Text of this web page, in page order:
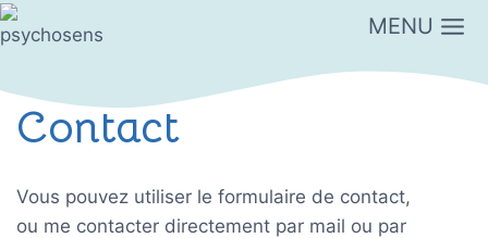
Aller
au
MENU
Contact
Vous pouvez utiliser le formulaire de contact,
ou me contacter directement par mail ou par